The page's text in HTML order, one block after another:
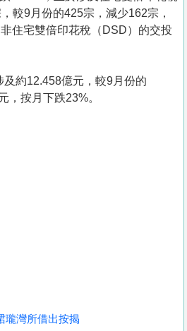
較9月份的425宗，減少162宗，
住宅雙倍印花稅（DSD）的交投
約12.458億元，較9月份的
，按月下跌23%。
瓏灣所借出按揭